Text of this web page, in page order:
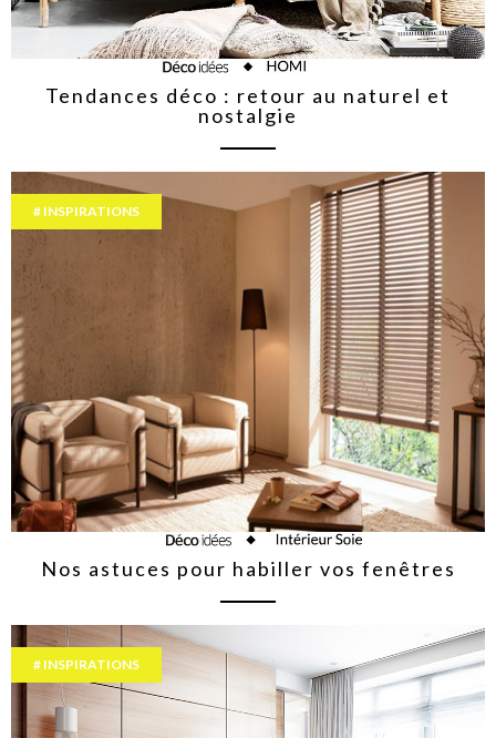
Tendances déco : retour au naturel et
nostalgie
INSPIRATIONS
Nos astuces pour habiller vos fenêtres
INSPIRATIONS